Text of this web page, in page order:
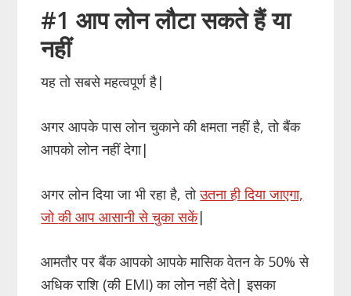
#1 आप लोन लौटा सकते हैं या
नहीं
यह तो सबसे महत्वपूर्ण है|
अगर आपके पास लोन चुकाने की क्षमता नहीं है, तो बैंक
आपको लोन नहीं देगा|
अगर लोन दिया जा भी रहा है, तोउतना ही दिया जाएगा,
जोकी आप आसानी से चुका सकें|
आमतौर पर बैंक आपको आपके मासिक वेतन के 50% से
अधिक राशि (की EMI) का लोन नहीं देते| इसका